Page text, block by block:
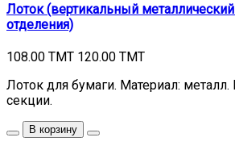
Лоток (вертикальный
отделения)
108.00 TMT 120.00 TMT
Лоток для бумаги. Материал: металл.
секции.
В корзину